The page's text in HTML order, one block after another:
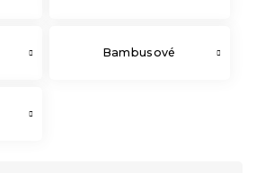
Bambusové